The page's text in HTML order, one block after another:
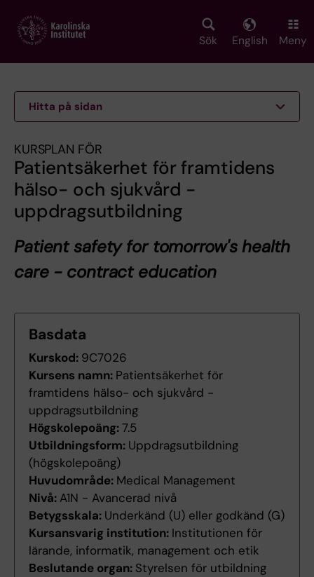
main
Sök English Meny
Hitta på sidan
KURSPLAN FÖR
Patientsäkerhet för framtidens
hälso- och sjukvård -
uppdragsutbildning
Patient safety for tomorrow's health
care - contract education
Basdata
Kurskod: 9C7026
Kursens namn: Patientsäkerhet för
framtidens hälso- och sjukvård -
uppdragsutbildning
Högskolepoäng:7.5
Utbildningsform: Uppdragsutbildning
(högskolepoäng)
Huvudområde: Medical Management
Nivå: A1N - Avancerad nivå
Betygsskala: Underkänd (U) eller godkänd (G)
Kursansvarig institution: Institutionen för
lärande, informatik, management och etik
Beslutande organ: Styrelsen för utbildning